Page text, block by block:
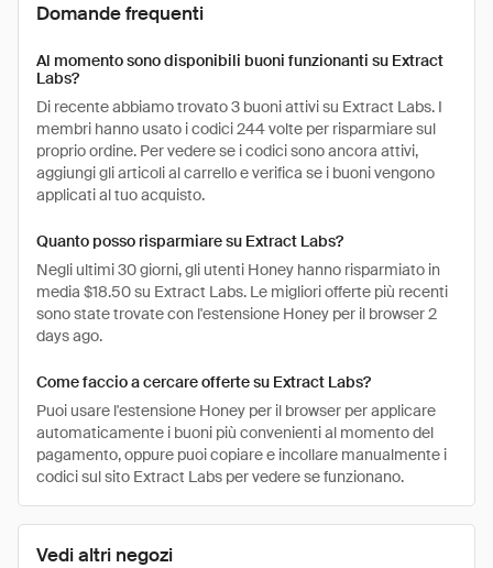
Vedi altri negozi
Domande frequenti
Al momento sono disponibili buoni funzionanti su Extract
Labs?
Di recente abbiamo trovato 3 buoni attivi su Extract Labs. I
membri hanno usato i codici 244 volte per risparmiare sul
proprio ordine. Per vedere se i codici sono ancora attivi,
aggiungi gli articoli al carrello e verifica se i buoni vengono
applicati al tuo acquisto.
Quanto posso risparmiare su Extract Labs?
Negli ultimi 30 giorni, gli utenti Honey hanno risparmiato in
media $18.50 su Extract Labs. Le migliori offerte più recenti
sono state trovate con l'estensione Honey per il browser 2
days ago.
Come faccio a cercare offerte su Extract Labs?
Puoi usare l'estensione Honey per il browser per applicare
automaticamente i buoni più convenienti al momento del
pagamento, oppure puoi copiare e incollare manualmente i
codici sul sito Extract Labs per vedere se funzionano.